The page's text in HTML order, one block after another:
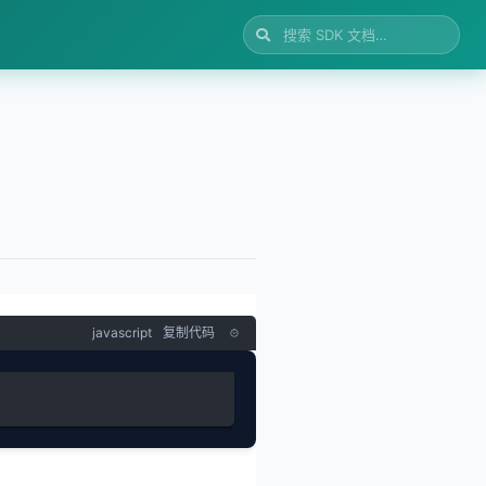
javascript 复制代码